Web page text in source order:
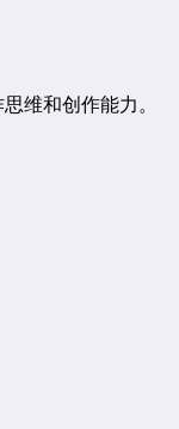
维和创作能力。